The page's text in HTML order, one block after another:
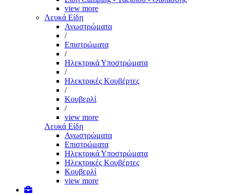
view more
Λευκά Είδη
Ανωστρώματα
/
Επιστρώματα
/
Ηλεκτρικά Υποστρώματα
/
Ηλεκτρικές Κουβέρτες
/
Κουβερλί
/
view more
Λευκά Είδη
Ανωστρώματα
Επιστρώματα
Ηλεκτρικά Υποστρώματα
Ηλεκτρικές Κουβέρτες
Κουβερλί
view more